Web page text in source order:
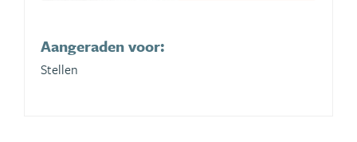
Aangeraden voor:
Stellen